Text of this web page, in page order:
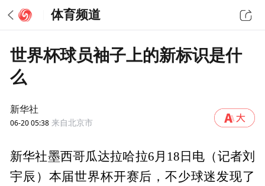
体育频道
世界杯球员袖子上的新标识是什
么
新华社
06-20 05:38 来自北京市
新华社墨西哥瓜达拉哈拉6月18日电（记者刘
宇辰）本届世界杯开赛后，不少球迷发现了